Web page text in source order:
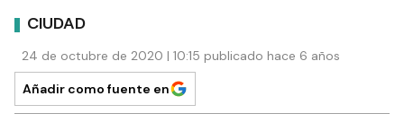
CIUDAD
24 de octubre de 2020 | 10:15 publicado hace 6 años
Añadir como fuente en